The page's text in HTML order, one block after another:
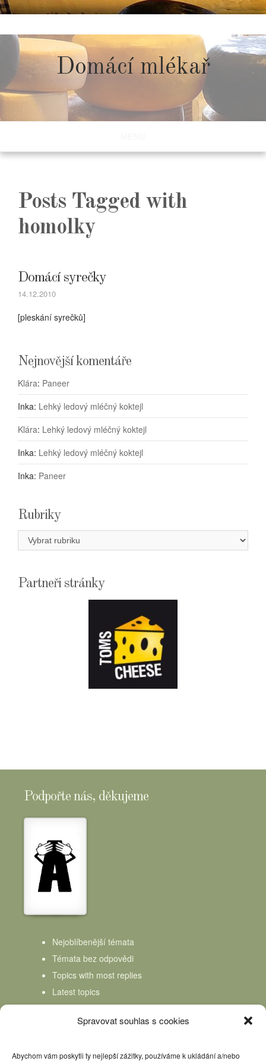
Spravovat souhlas s cookies
Abychom vám poskytli ty nejlepší zážitky, používáme k ukládání a/nebo
to
content
Domácí mlékař
Posts Tagged with
homolky
Domácí syrečky
14.12.2010
[pleskání syrečků]
Nejnovější komentáře
Klára: Paneer
Inka: Lehký ledový mléčný koktejl
Klára: Lehký ledový mléčný koktejl
Inka: Lehký ledový mléčný koktejl
Inka: Paneer
Rubriky
Rubriky
Partneři stránky
Podpořte nás, děkujeme
Nejoblíbenější témata
Témata bez odpovědi
Topics with most replies
Latest topics
Topics Freshness